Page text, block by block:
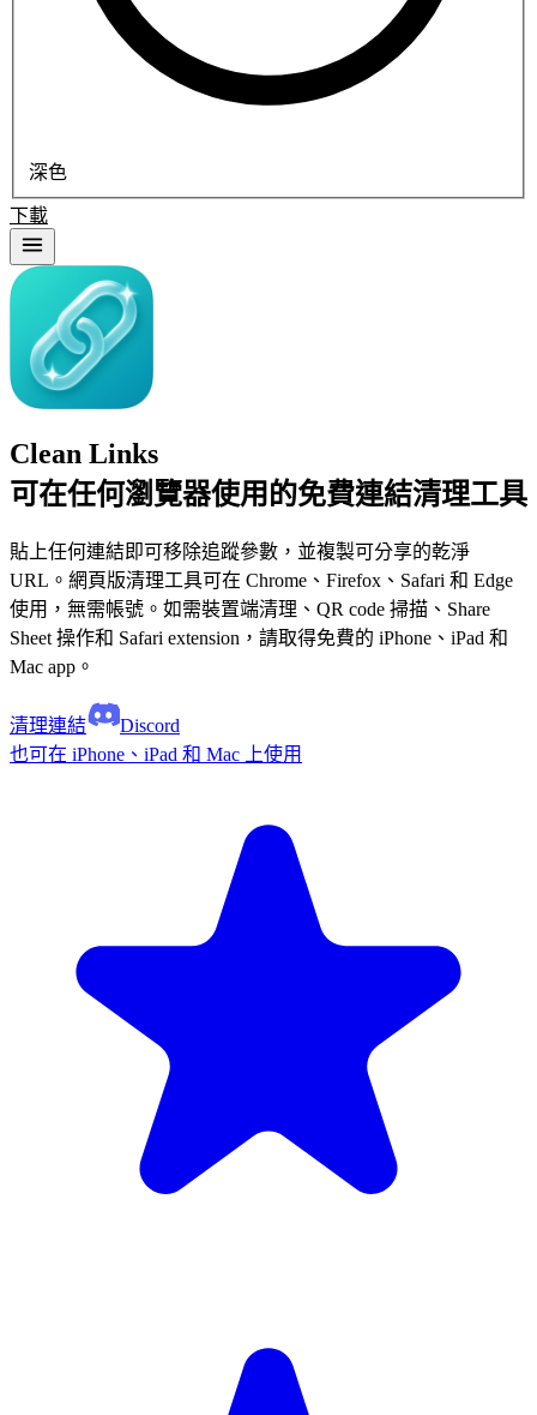
深色
下載
Clean Links
可在任何瀏覽器使用的免費連結清理工具
貼上任何連結即可移除追蹤參數，並複製可分享的乾淨
URL。網頁版清理工具可在 Chrome、Firefox、Safari 和 Edge
使用，無需帳號。如需裝置端清理、QR code 掃描、Share
Sheet 操作和 Safari extension，請取得免費的 iPhone、iPad 和
Mac app。
清理連結
Discord
也可在 iPhone、iPad 和 Mac 上使用